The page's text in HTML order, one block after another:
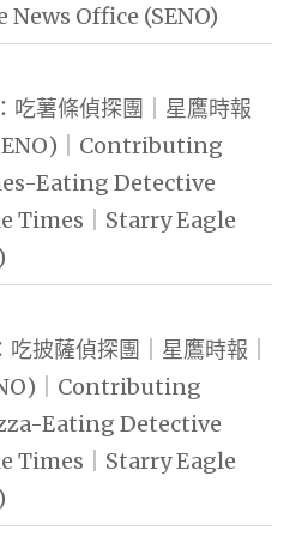
Office (SENO)
吃薯條偵探團｜星鷹時報
｜Contributing
Eating Detective
Times｜Starry Eagle
披薩偵探團｜星鷹時報｜
｜Contributing
Eating Detective
Times｜Starry Eagle